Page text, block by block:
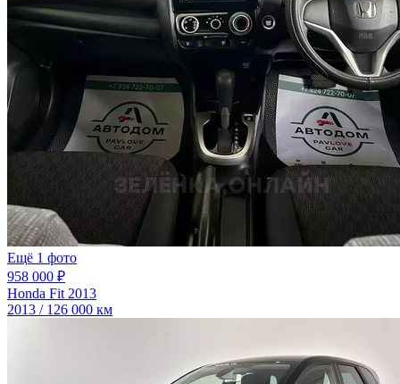
Ещё 1 фото
958 000 ₽
Honda Fit 2013
2013 / 126 000 км